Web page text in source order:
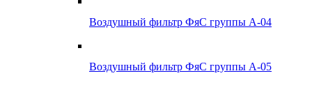
Воздушный фильтр ФяС группы А-04
Воздушный фильтр ФяС группы А-05